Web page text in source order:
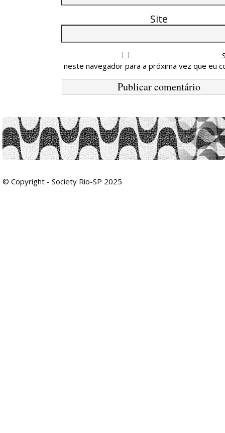
Site
neste navegador para a próxima vez que eu
© Copyright - Society Rio-SP 2025